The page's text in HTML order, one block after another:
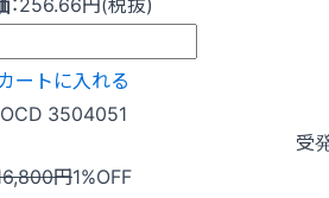
カートに入れる
OCD 3504051
受
円1%OFF